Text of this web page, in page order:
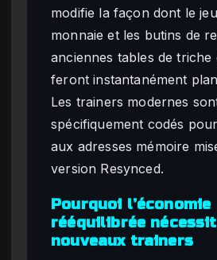
modifie la façon dont le
monnaie et les butins de
anciennes tables de triche
feront instantanément
Les trainers modernes
spécifiquement codés
aux adresses mémoire
version Resynced.
Pourquoi l’économie
rééquilibrée
nouveaux trainers